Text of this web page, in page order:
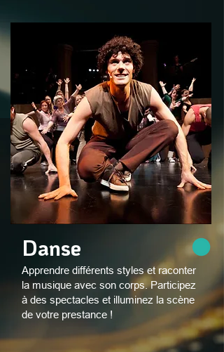
Danse
Apprendre différents styles et raconter
la musique avec son corps. Participez
à des spectacles et illuminez la scène
de votre prestance !